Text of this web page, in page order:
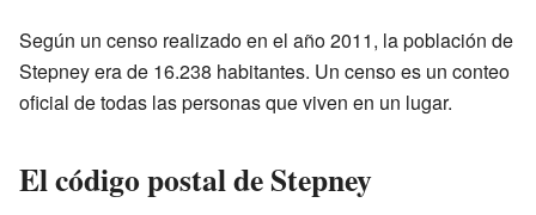
Según un censo realizado en el año 2011, la población de
Stepney era de 16.238 habitantes. Un censo es un conteo
oficial de todas las personas que viven en un lugar.
El código postal de Stepney